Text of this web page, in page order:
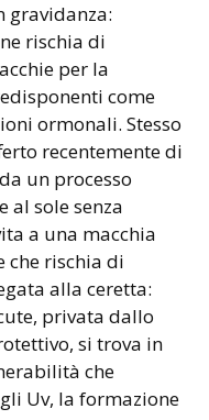
gravidanza:
rischia di
per la
come
ormonali. Stesso
recentemente di
un processo
al sole senza
a una macchia
che rischia di
alla ceretta:
privata dallo
si trova in
che
Uv, la formazione